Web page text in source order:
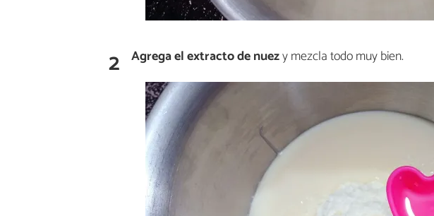
2 Agrega el extracto de nuezy mezcla todo muy bien.